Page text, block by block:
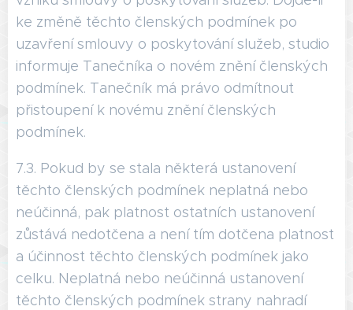
ke změně těchto členských podmínek po
uzavření smlouvy o poskytování služeb, studio
informuje Tanečníka o novém znění členských
podmínek. Tanečník má právo odmítnout
přistoupení k novému znění členských
podmínek.
7.3. Pokud by se stala některá ustanovení
těchto členských podmínek neplatná nebo
neúčinná, pak platnost ostatních ustanovení
zůstává nedotčena a není tím dotčena platnost
a účinnost těchto členských podmínek jako
celku. Neplatná nebo neúčinná ustanovení
těchto členských podmínek strany nahradí